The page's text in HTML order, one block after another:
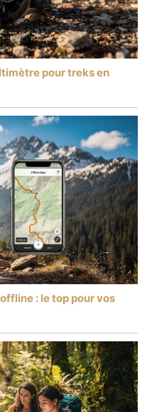
pour treks en
: le top pour vos